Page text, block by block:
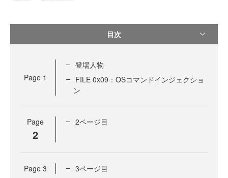
目次
Page 1
登場人物
FILE 0x09：OSコマンドインジェクショ
ン
Page
2
2ページ目
Page 3 3ページ目